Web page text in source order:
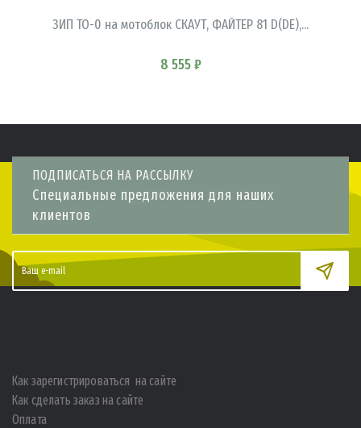
ЗИП ТО-0 на мотоблок СКАУТ, ФАЙТЕР 81 D(DE),...
8 555 ₽
ПОДПИСАТЬСЯ НА РАССЫЛКУ
Специальные предложения для наших
клиентов
Как зарегистрироваться на сайте
Как сделать заказ на сайте
Оплата